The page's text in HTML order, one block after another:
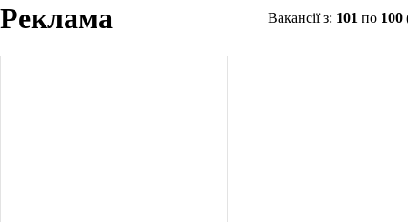
Реклама Вакансії з: 101 по 100